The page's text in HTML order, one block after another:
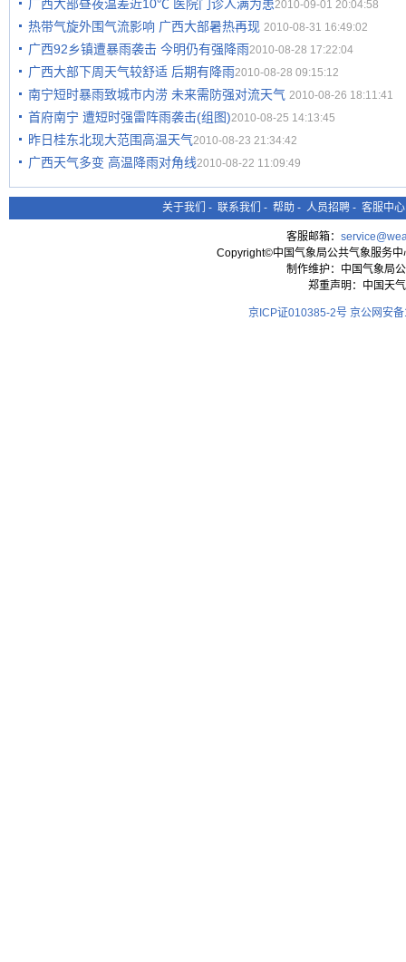
广西大部昼夜温差近10℃ 医院门诊人满为患2010-09-01 20:04:58
热带气旋外围气流影响 广西大部暑热再现 2010-08-31 16:49:02
广西92乡镇遭暴雨袭击 今明仍有强降雨2010-08-28 17:22:04
广西大部下周天气较舒适 后期有降雨2010-08-28 09:15:12
南宁短时暴雨致城市内涝 未来需防强对流天气 2010-08-26 18:11:41
首府南宁 遭短时强雷阵雨袭击(组图)2010-08-25 14:13:45
昨日桂东北现大范围高温天气2010-08-23 21:34:42
广西天气多变 高温降雨对角线2010-08-22 11:09:49
关于我们 - 联系我们 - 帮助 - 人员招聘 - 客服中心
客服邮箱：
Copyright©中国气象局公共气象服务
制作维护：中国气象局
郑重声明：中国天
京ICP证010385-2号 京公网安